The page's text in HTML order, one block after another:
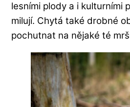
lesními plody a i kulturními
milují. Chytá také drobné
pochutnat na nějaké té